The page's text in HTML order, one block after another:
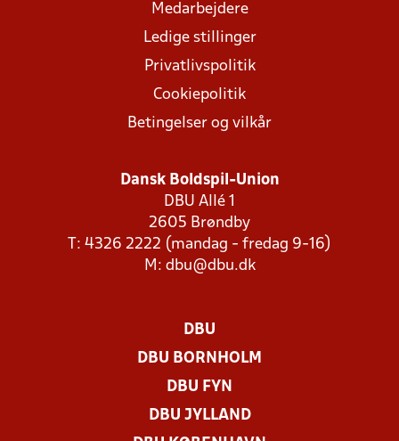
Medarbejdere
Ledige stillinger
Privatlivspolitik
Cookiepolitik
Betingelser og vilkår
Dansk Boldspil-Union
DBU Allé 1
2605 Brøndby
T: 4326 2222 (mandag - fredag 9-16)
M: dbu@dbu.dk
DBU
DBU BORNHOLM
DBU FYN
DBU JYLLAND